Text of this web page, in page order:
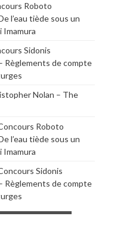
Roboto
l’eau tiède sous un
Imamura
Sidonis
Règlements de compte
Nolan – The
Roboto
l’eau tiède sous un
Imamura
Sidonis
Règlements de compte